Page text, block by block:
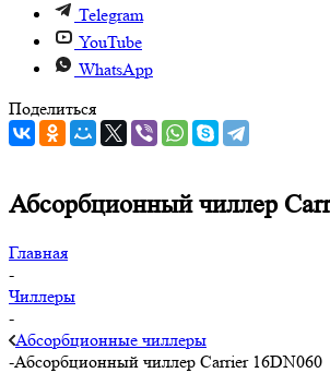
Telegram
YouTube
WhatsApp
Поделиться
Абсорбционный чиллер
Главная
-
Чиллеры
-
Абсорбционные чиллеры
-Абсорбционный чиллер Carrier 16DN060